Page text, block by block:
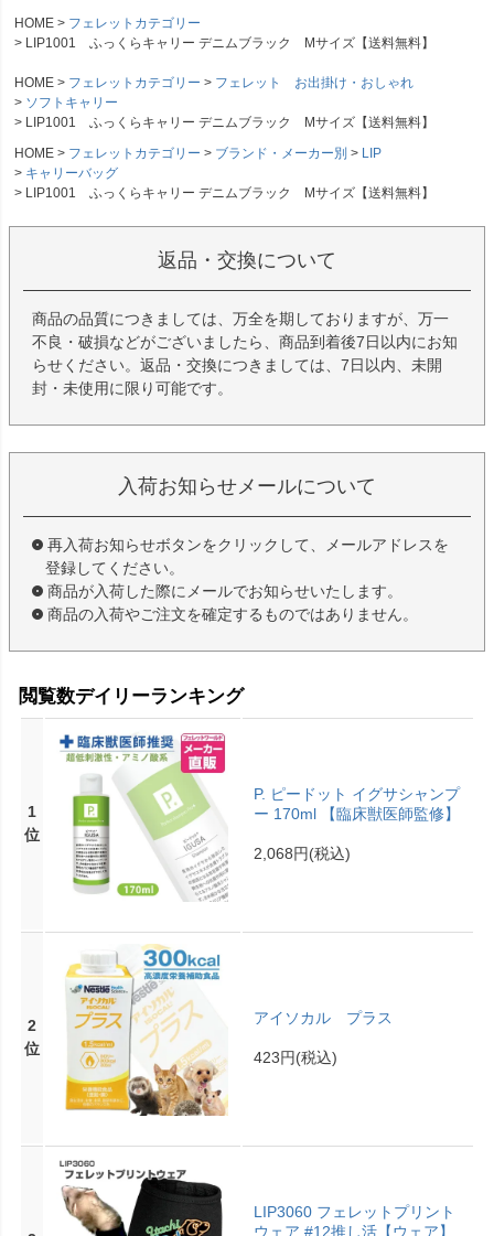
HOME
フェレットカテゴリー
LIP1001 ふっくらキャリー デニムブラック Mサイズ【送料無料】
HOME フェレットカテゴリー
フェレット お出掛け・おしゃれ
ソフトキャリー
LIP1001 ふっくらキャリー デニムブラック Mサイズ【送料無料】
HOME
フェレットカテゴリー ブランド・メーカー別
LIP
キャリーバッグ
LIP1001 ふっくらキャリー デニムブラック Mサイズ【送料無料】
返品・交換について
商品の品質につきましては、万全を期しておりますが、万一
不良・破損などがございましたら、商品到着後7日以内にお知
らせください。返品・交換につきましては、7日以内、未開
封・未使用に限り可能です。
入荷お知らせメールについて
再入荷お知らせボタンをクリックして、メールアドレスを
登録してください。
商品が入荷した際にメールでお知らせいたします。
商品の入荷やご注文を確定するものではありません。
閲覧数デイリーランキング
1
位
P. ピードット イグサシャンプ
ー 170ml 【臨床獣医師監修】
2,068円(税込)
2
位
アイソカル プラス
423円(税込)
LIP3060 フェレットプリント
ウェア #12推し活【ウェア】